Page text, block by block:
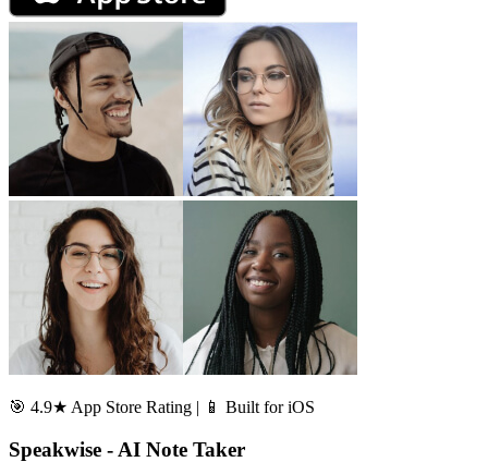
🎯 4.9★ App Store Rating | 📱 Built for iOS
Speakwise - AI Note Taker